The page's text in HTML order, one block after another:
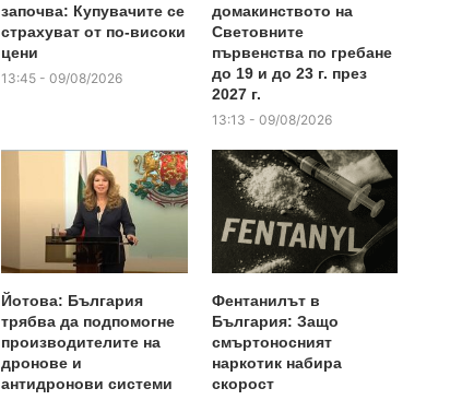
започва: Купувачите се
страхуват от по-високи
цени
13:45 - 09/08/2026
домакинството на
Световните
първенства по гребане
до 19 и до 23 г. през
2027 г.
13:13 - 09/08/2026
Йотова: България
трябва да подпомогне
производителите на
дронове и
антидронови системи
Фентанилът в
България: Защо
смъртоносният
наркотик набира
скорост